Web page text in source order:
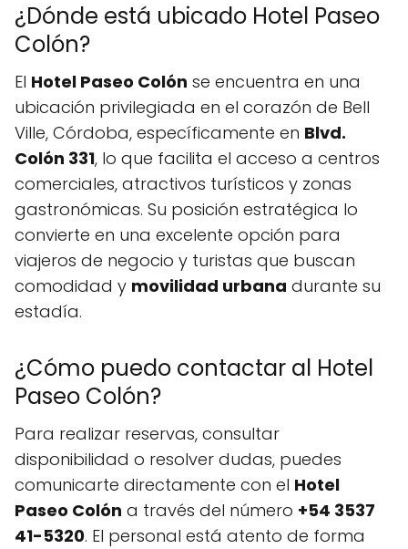
¿Dónde está ubicado Hotel Paseo
Colón?
El Hotel Paseo Colón se encuentra en una
ubicación privilegiada en el corazón de Bell
Ville, Córdoba, específicamente en Blvd.
Colón 331, lo que facilita el acceso a centros
comerciales, atractivos turísticos y zonas
gastronómicas. Su posición estratégica lo
convierte en una excelente opción para
viajeros de negocio y turistas que buscan
comodidad y movilidad urbana durante su
estadía.
¿Cómo puedo contactar al Hotel
Paseo Colón?
Para realizar reservas, consultar
disponibilidad o resolver dudas, puedes
comunicarte directamente con el Hotel
Paseo Colón a través del número +54 3537
41-5320. El personal está atento de forma